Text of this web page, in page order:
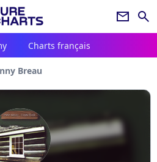
newsletter search
Charts français
Breau